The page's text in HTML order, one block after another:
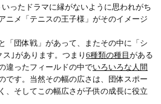
ったドラマに縁がないように思われがち
メ「テニスの王子様」がそのイメージ
「団体戦」があって、またその中に「シ
｣があります。つまり 6種類の種目 がある
違ったフィールドの中でいろいろな人間
です。当然その幅の広さは、団体スポー
、そしてこの幅広さが子供の成長に役立